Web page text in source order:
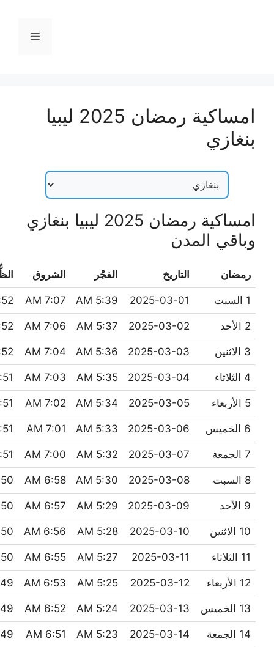
القائمة
امساكية رمضان 2025 ليبيا
بنغازي
امساكية رمضان 2025 ليبيا بنغازي
وباقي المدن
رمضان التاريخ الفجْر الشروق
1 السبت 2025-03-01
5:39 AM
7:07 AM
PM
2 الأحد 2025-03-02
5:37 AM
7:06 AM
PM
3 الاثنين 2025-03-03
5:36 AM
7:04 AM
PM
4 الثلاثاء 2025-03-04
5:35 AM
7:03 AM
PM
5 الأربعاء 2025-03-05
5:34 AM
7:02 AM
PM
6 الخميس 2025-03-06
5:33 AM
7:01 AM
PM
7 الجمعة 2025-03-07
5:32 AM
7:00 AM
PM
8 السبت 2025-03-08
5:30 AM
6:58 AM
PM
9 الأحد 2025-03-09
5:29 AM
6:57 AM
PM
10 الاثنين 2025-03-10
5:28 AM
6:56 AM
PM
11 الثلاثاء 2025-03-11
5:27 AM
6:55 AM
PM
12 الأربعاء 2025-03-12
5:25 AM
6:53 AM
PM
13 الخميس 2025-03-13
5:24 AM
6:52 AM
PM
14 الجمعة 2025-03-14
5:23 AM
6:51 AM
PM